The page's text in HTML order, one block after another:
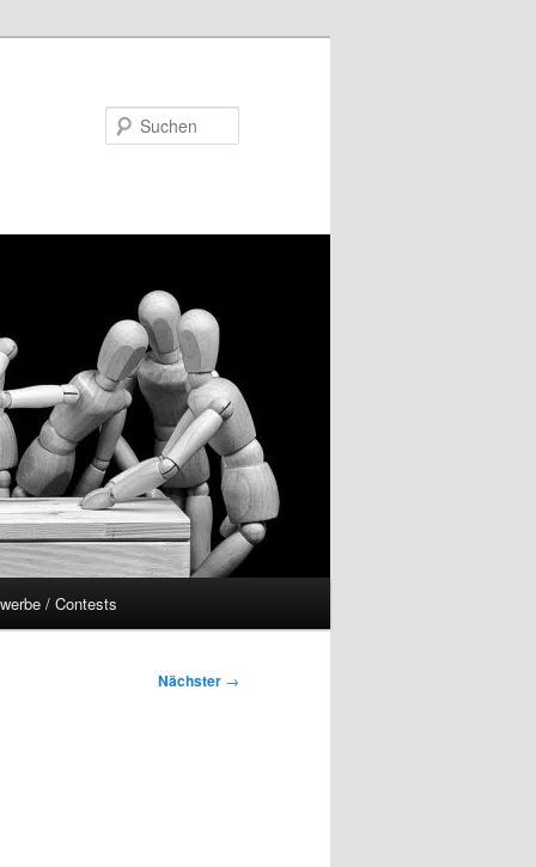
/ Contests
Nächster →